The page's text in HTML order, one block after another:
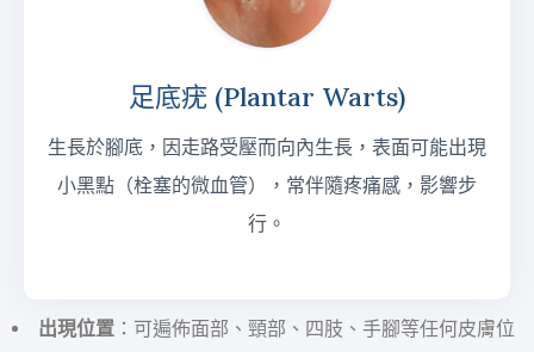
足底疣 (Plantar Warts)
生長於腳底，因走路受壓而向內生長，表面可能出現
小黑點（栓塞的微血管），常伴隨疼痛感，影響步
行。
出現位置 ：可遍佈面部、頸部、四肢、手腳等任何皮膚位